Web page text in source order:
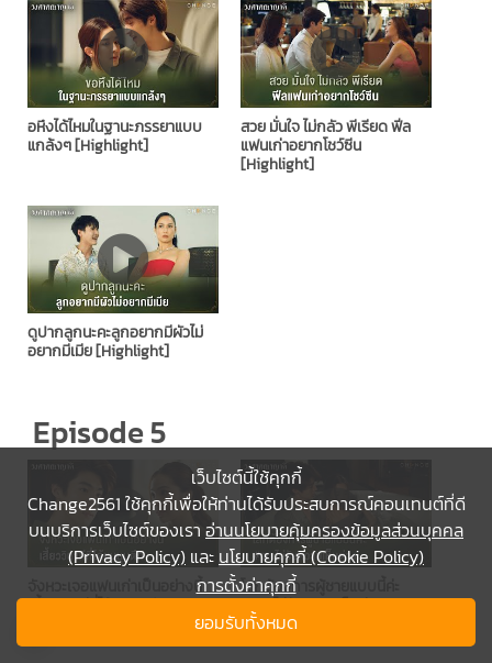
อหึงได้ไหมในฐานะภรรยาแบบ
แกล้งๆ [Highlight]
สวย มั่นใจ ไม่กลัว พีเรียด ฟีล
แฟนเก่าอยากโชว์ซีน
[Highlight]
ดูปากลูกนะคะลูกอยากมีผัวไม่
อยากมีเมีย [Highlight]
Episode 5
จังหวะเจอแฟนเก่าเป็นอย่างนี้
เสี้ยววินาทีที่ได้ชมมุมตึก
โลกต้องการผู้ชายแบบนี้ค่ะ
#จบ ไม่รับความเห็นต่าง
[Highlight]
เว็บไซต์นี้ใช้คุกกี้
Change2561 ใช้คุกกี้เพื่อให้ท่านได้รับประสบการณ์คอนเทนต์ที่ดี
บนบริการเว็บไซต์ของเรา อ่านนโยบายคุ้มครองข้อมูลส่วนบุคคล
(Privacy Policy) และ นโยบายคุกกี้ (Cookie Policy)
การตั้งค่าคุกกี้
ยอมรับทั้งหมด